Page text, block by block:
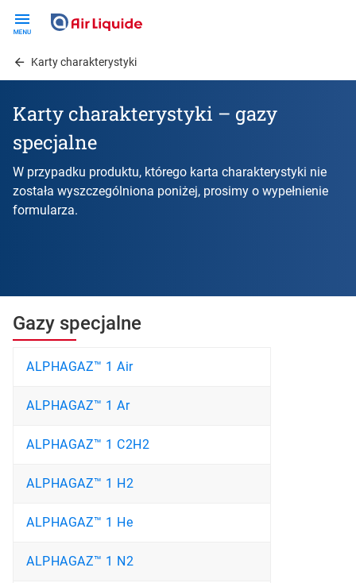
contentKarty charakterystyki
Karty charakterystyki – gazy
specjalne
W przypadku produktu, którego karta charakterystyki nie
została wyszczególniona poniżej, prosimy o wypełnienie
formularza.
Gazy specjalne
ALPHAGAZ™ 1 Air
ALPHAGAZ™ 1 Ar
ALPHAGAZ™ 1 C2H2
ALPHAGAZ™ 1 H2
ALPHAGAZ™ 1 He
ALPHAGAZ™ 1 N2